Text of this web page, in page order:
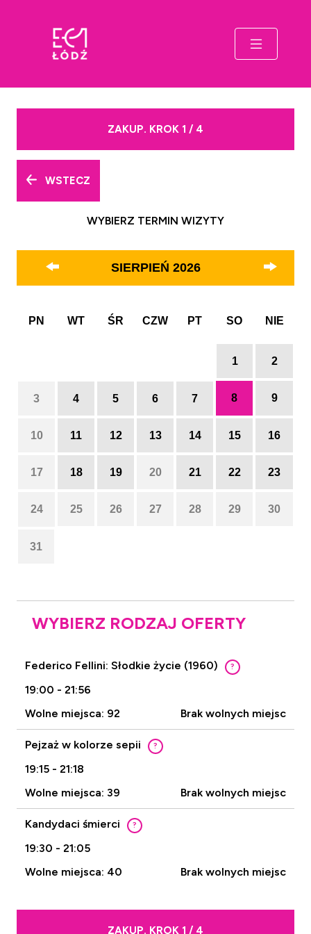
WSTECZ
ZAKUP. KROK 1 / 4
WYBIERZ TERMIN WIZYTY
SIERPIEŃ 2026
PN WT ŚR CZW PT SO NIE
1 2
3 4 5 6 7 8 9
10 11 12 13 14 15 16
17 18 19 20 21 22 23
24 25 26 27 28 29 30
31
WYBIERZ RODZAJ OFERTY
Federico Fellini: Słodkie życie (1960) ?
19:00 - 21:56
Wolne miejsca: 92
Brak wolnych miejsc
Pejzaż w kolorze sepii ?
19:15 - 21:18
Wolne miejsca: 39
Brak wolnych miejsc
Kandydaci śmierci ?
19:30 - 21:05
Wolne miejsca: 40
Brak wolnych miejsc
ZAKUP. KROK 1 / 4